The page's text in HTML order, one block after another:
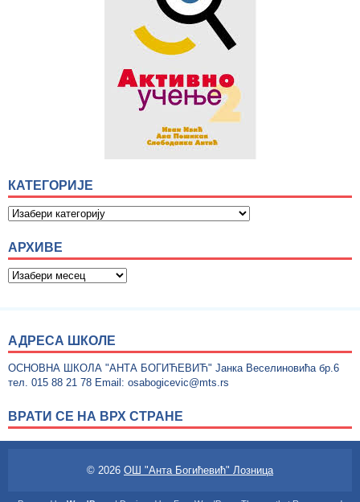
КАТЕГОРИЈЕ
АРХИВЕ
АДРЕСА ШКОЛЕ
ОСНОВНА ШКОЛА "АНТА БОГИЋЕВИЋ" Јанка Веселиновића бр.6
тел. 015 88 21 78 Email: osabogicevic@mts.rs
ВРАТИ СЕ НА ВРХ СТРАНЕ
© 2026 ОШ "Анта Богићевић" Лозница